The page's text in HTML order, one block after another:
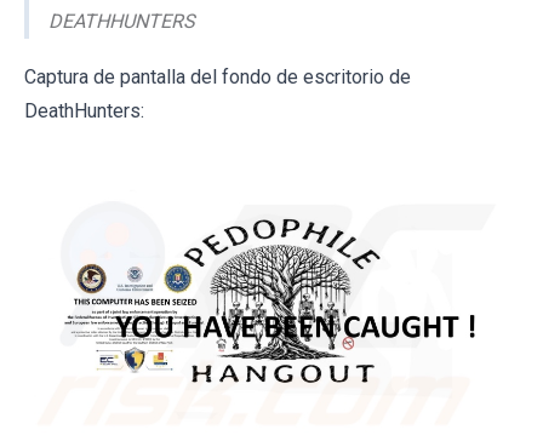
DEATHHUNTERS
Captura de pantalla del fondo de escritorio de
DeathHunters: